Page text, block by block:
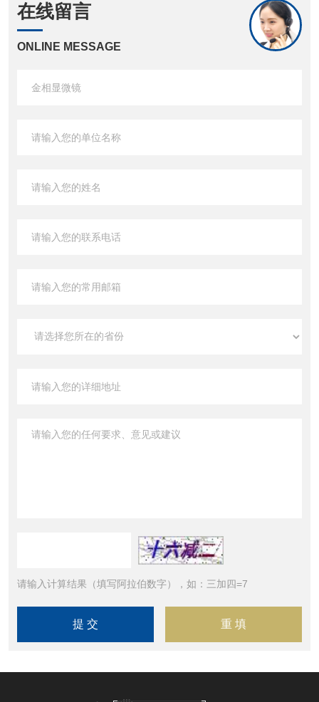
在线留言
ONLINE MESSAGE
请输入计算结果（填写阿拉伯数字），如：三加四=7